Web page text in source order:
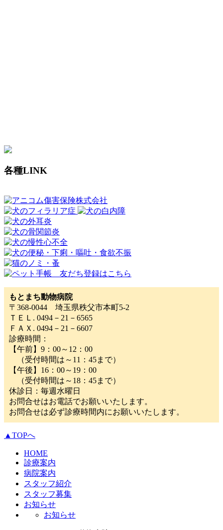
各種LINK
もとまち動物病院
〒368-0044 埼玉県秩父市本町5-2
ＴＥＬ. 0494－21－6565
ＦＡＸ. 0494－21－6607
診療時間：
【午前】9：00～12：00
（受付時間は～11：45まで）
【午後】16：00～19：00
（受付時間は～18：45まで）
休診日：毎週水曜日
お問合せはお電話でお願いいたします。
お問合せは必ず診療時間内にお願いいたします。
▲TOPへ
HOME
診療案内
病院案内
スタッフ紹介
スタッフ募集
お知らせ
お知らせ